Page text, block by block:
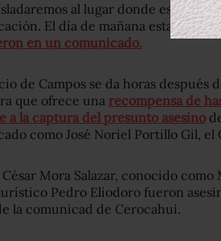
al lugar donde están
El día de mañana estaremos
en un comunicado.
de Campos se da horas después
que ofrece una recompensa de
a la captura del presunto asesino
como José Noriel Portillo Gil, el
Mora Salazar, conocido
Pedro Eliodoro fueron
la comunicad de Cerocahui.